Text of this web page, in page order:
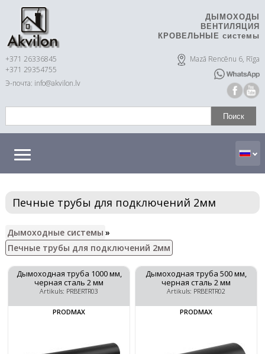
ДЫМОХОДЫ
ВЕНТИЛЯЦИЯ
КРОВЕЛЬНЫЕ системы
+371 26336845
+371 29354755
Э-почта: info@akvilon.lv
Mazā Rencēnu 6, Rīga
Печные трубы для подключений 2мм
Дымоходные системы »
Печные трубы для подключений 2мм
Дымоходная труба 1000 мм,
черная сталь 2 мм
Artikuls: PRBERTR03
PRODMAX
Дымоходная труба 500 мм,
черная сталь 2 мм
Artikuls: PRBERTR02
PRODMAX